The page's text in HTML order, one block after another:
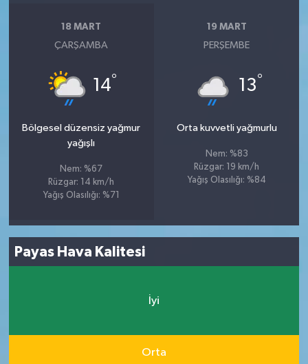
18 MART
ÇARŞAMBA
14°
Bölgesel düzensiz yağmur
yağışlı
Nem: %67
Rüzgar: 14 km/h
Yağış Olasılığı: %71
19 MART
PERŞEMBE
13°
Orta kuvvetli yağmurlu
Nem: %83
Rüzgar: 19 km/h
Yağış Olasılığı: %84
Payas Hava Kalitesi
İyi
Orta